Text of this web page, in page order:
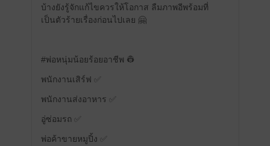
บ้างยังรู้จักแก้ไขควรให้โอกาส ลืมภาพอีพร้อมที่
เป็นตัวร้ายเรื่องก่อนไปเลย 🤗
#พ่อหนุ่มน้อยร้อยอาชีพ 👷
พนักงานเสิร์ฟ ✅
พนักงานส่งอาหาร ✅
อู่ซ่อมรถ ✅
พ่อค้าขายหมูปิ้ง ✅